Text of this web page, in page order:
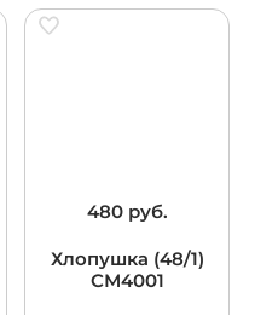
480 руб.
Хлопушка (48/1)
СМ4001